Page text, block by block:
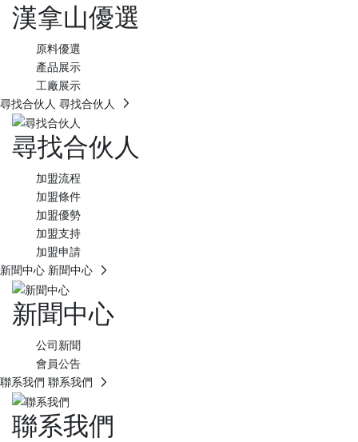
漢拿山優選
原料優選
產品展示
工廠展示
尋找合伙人 尋找合伙人
尋找合伙人
加盟流程
加盟條件
加盟優勢
加盟支持
加盟申請
新聞中心 新聞中心
新聞中心
公司新聞
會員公告
聯系我們 聯系我們
聯系我們